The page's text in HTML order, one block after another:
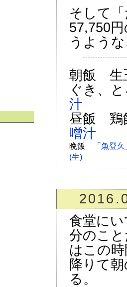
そして
57,750
うよう
朝飯 生
ぐき、
汁
昼飯 鶏
噌汁
晩飯
「魚登
(生)
食堂に
分のこ
はこの
降りて
る。